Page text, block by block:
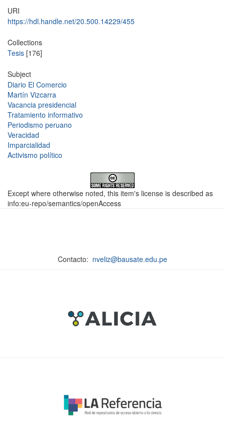
URI
https://hdl.handle.net/20.500.14229/455
Collections
Tesis [176]
Subject
Diario El Comercio
Martín Vizcarra
Vacancia presidencial
Tratamiento informativo
Periodismo peruano
Veracidad
Imparcialidad
Activismo político
Except where otherwise noted, this item's license is described as
info:eu-repo/semantics/openAccess
Contacto: nveliz@bausate.edu.pe